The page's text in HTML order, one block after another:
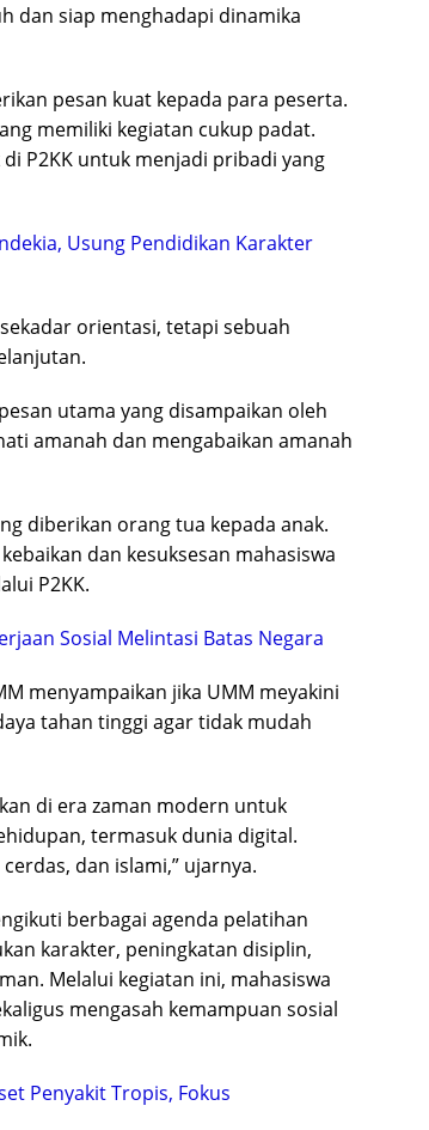
dan siap menghadapi dinamika
pesan kuat kepada para peserta.
memiliki kegiatan cukup padat.
P2KK untuk menjadi pribadi yang
Usung Pendidikan Karakter
orientasi, tetapi sebuah
utama yang disampaikan oleh
amanah dan mengabaikan amanah
diberikan orang tua kepada anak.
dan kesuksesan mahasiswa
P2KK.
Sosial Melintasi Batas Negara
menyampaikan jika UMM meyakini
tahan tinggi agar tidak mudah
di era zaman modern untuk
termasuk dunia digital.
dan islami,” ujarnya.
berbagai agenda pelatihan
karakter, peningkatan disiplin,
Melalui kegiatan ini, mahasiswa
mengasah kemampuan sosial
Penyakit Tropis, Fokus